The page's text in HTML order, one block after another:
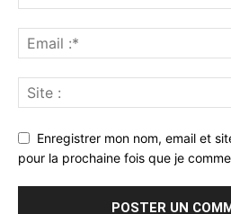
Enregistrer mon nom, email et
pour la prochaine fois que je